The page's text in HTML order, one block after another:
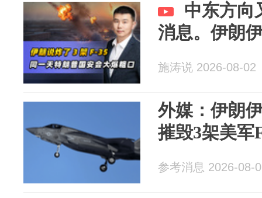
中东方向
消息。伊朗
施涛说 2026-08-02
外媒：伊朗
摧毁3架美军
参考消息 2026-08-